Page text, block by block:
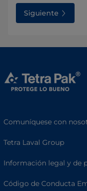
Siguiente
Comuníquese con
Tetra Laval Group
Información legal y de
Código de Conducta